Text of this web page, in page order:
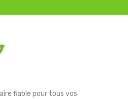
fiable pour tous vos